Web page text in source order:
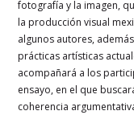
fotografía y la imagen,
la producción visual
algunos autores,
prácticas artísticas
acompañará a los
ensayo, en el que
coherencia